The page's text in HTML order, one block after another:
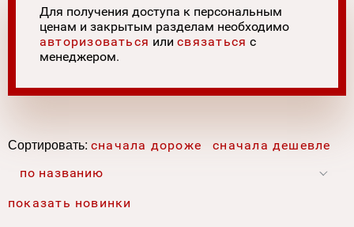
Для получения доступа к персональным
ценам и закрытым разделам необходимо
авторизоваться илисвязаться с
менеджером.
Сортировать: сначала дороже
сначала дешевле
по названию
показать новинки